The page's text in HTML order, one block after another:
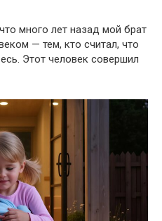
много лет назад мой брат
— тем, кто считал, что
Этот человек совершил